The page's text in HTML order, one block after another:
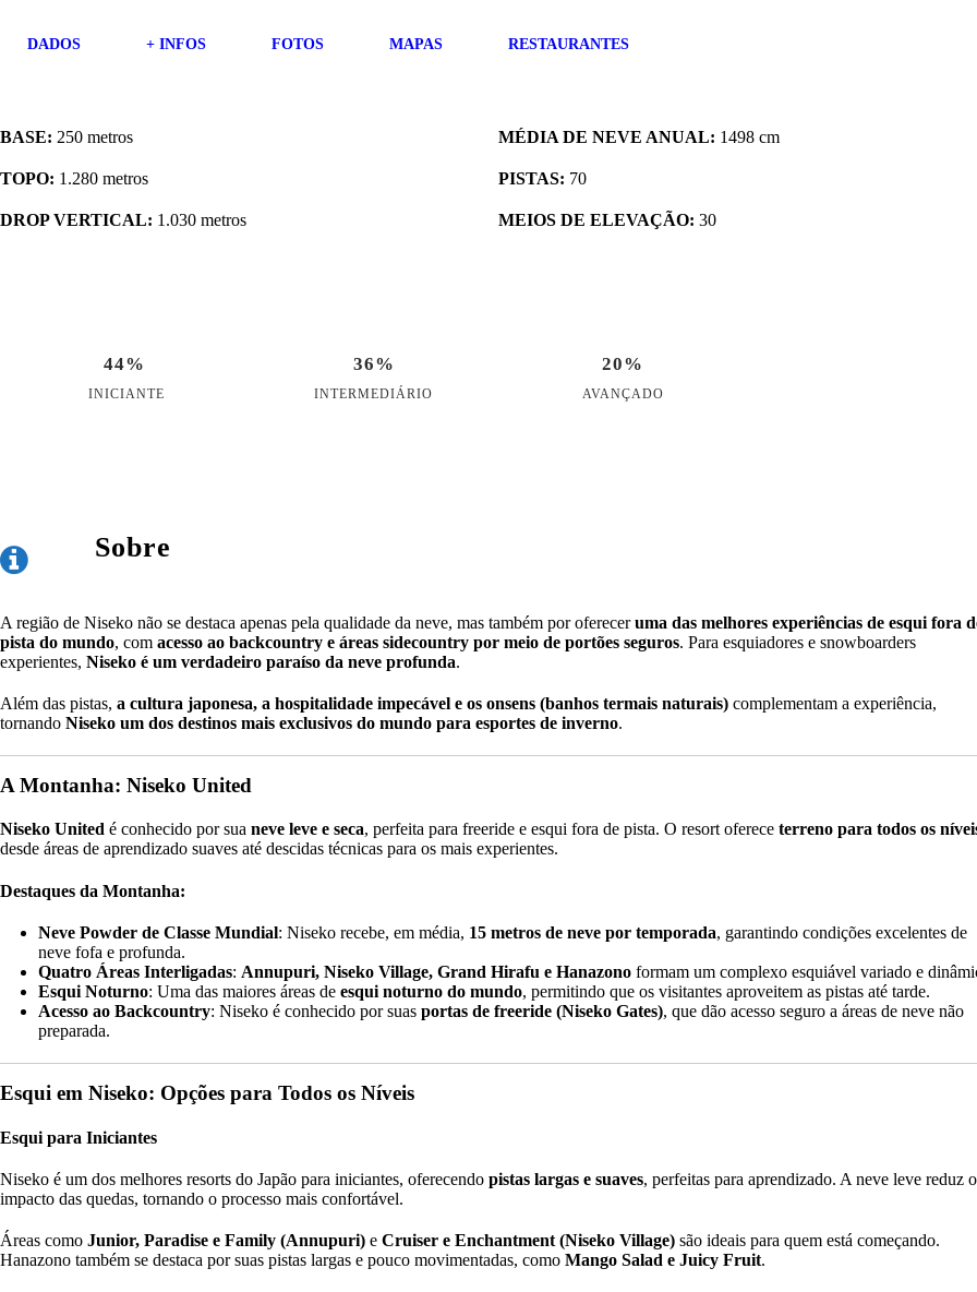
DADOS + INFOS FOTOS MAPAS RESTAURANTES
BASE: 250 metros
TOPO: 1.280 metros
DROP VERTICAL: 1.030 metros
MÉDIA DE NEVE ANUAL: 1498 cm
PISTAS: 70
MEIOS DE ELEVAÇÃO: 30
44%
INICIANTE
36%
INTERMEDIÁRIO
20%
AVANÇADO
Sobre
A região de Niseko não se destaca apenas pela qualidade da neve, mas também por ofereceruma das melhores experiências de esqui fora
pista do mundo, com acesso ao backcountry e áreas sidecountry por meio de portões seguros. Para esquiadores e snowboarders
experientes, Niseko é um verdadeiro paraíso da neve profunda.
Além das pistas, a cultura japonesa, a hospitalidade impecável e os onsens (banhos termais naturais) complementam a experiência,
tornando Niseko um dos destinos mais exclusivos do mundo para esportes de inverno.
A Montanha: Niseko United
Niseko United é conhecido por sua neve leve e seca, perfeita para freeride e esqui fora de pista. O resort oferece terreno para todos os
desde áreas de aprendizado suaves até descidas técnicas para os mais experientes.
Destaques da Montanha:
Neve Powder de Classe Mundial: Niseko recebe, em média, 15 metros de neve por temporada, garantindo condições excelentes de
neve fofa e profunda.
Quatro Áreas Interligadas: Annupuri, Niseko Village, Grand Hirafu e Hanazono formam um complexo esquiável variado e
Esqui Noturno: Uma das maiores áreas de esqui noturno do mundo, permitindo que os visitantes aproveitem as pistas até tarde.
Acesso ao Backcountry: Niseko é conhecido por suas portas de freeride (Niseko Gates), que dão acesso seguro a áreas de neve não
preparada.
Esqui em Niseko: Opções para Todos os Níveis
Esqui para Iniciantes
Niseko é um dos melhores resorts do Japão para iniciantes, oferecendo pistas largas e suaves, perfeitas para aprendizado. A neve leve reduz o
impacto das quedas, tornando o processo mais confortável.
Áreas como Junior, Paradise e Family (Annupuri) e Cruiser e Enchantment (Niseko Village) são ideais para quem está começando.
Hanazono também se destaca por suas pistas largas e pouco movimentadas, como Mango Salad e Juicy Fruit.